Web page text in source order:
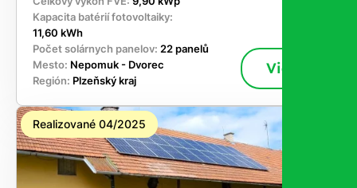
Kapacita batérií fotovoltaiky:
11,60 kWh
Počet solárnych panelov: 22 panelů
Mesto: Nepomuk - Dvorec
Región: Plzeňský kraj
Viac
Realizované 04/2025